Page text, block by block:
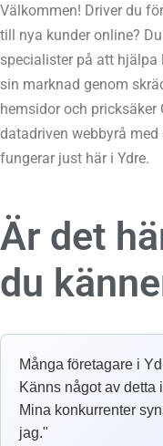
Välkommen! Driver du
till nya kunder online?
specialister på att
sin marknad genom
hemsidor och pricksäker
datadriven webbyrå
fungerar just här i Ydre.
Är det
du
Många företagare i
Känns något av detta
Mina konkurrenter
jag."